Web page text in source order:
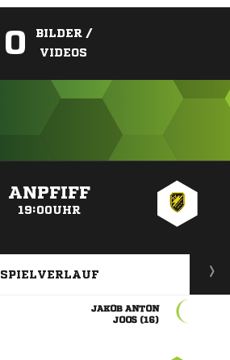
0
BILDER /
VIDEOS
ANPFIFF
19:00UHR
SPIELVERLAUF
 
 